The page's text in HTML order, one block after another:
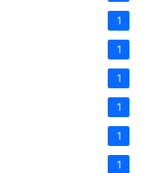
1
1
1
1
1
1